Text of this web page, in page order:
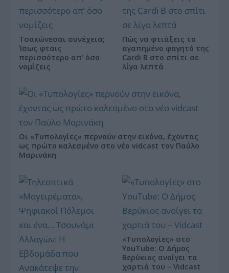
Τσακώνεσαι συνέχεια;
Ίσως φταις
περισσότερο απ’ όσο
νομίζεις
Πώς να φτιάξεις το
αγαπημένο φαγητό της
Cardi B στο σπίτι σε
λίγα λεπτά
Οι «Τυπολογίες» περνούν στην εικόνα, έχοντας
ως πρώτο καλεσμένο στο νέο vidcast τον Παύλο
Μαρινάκη
«Τυπολογίες» στο
YouTube: Ο Δήμος
Βερύκιος ανοίγει τα
χαρτιά του – Vidcast